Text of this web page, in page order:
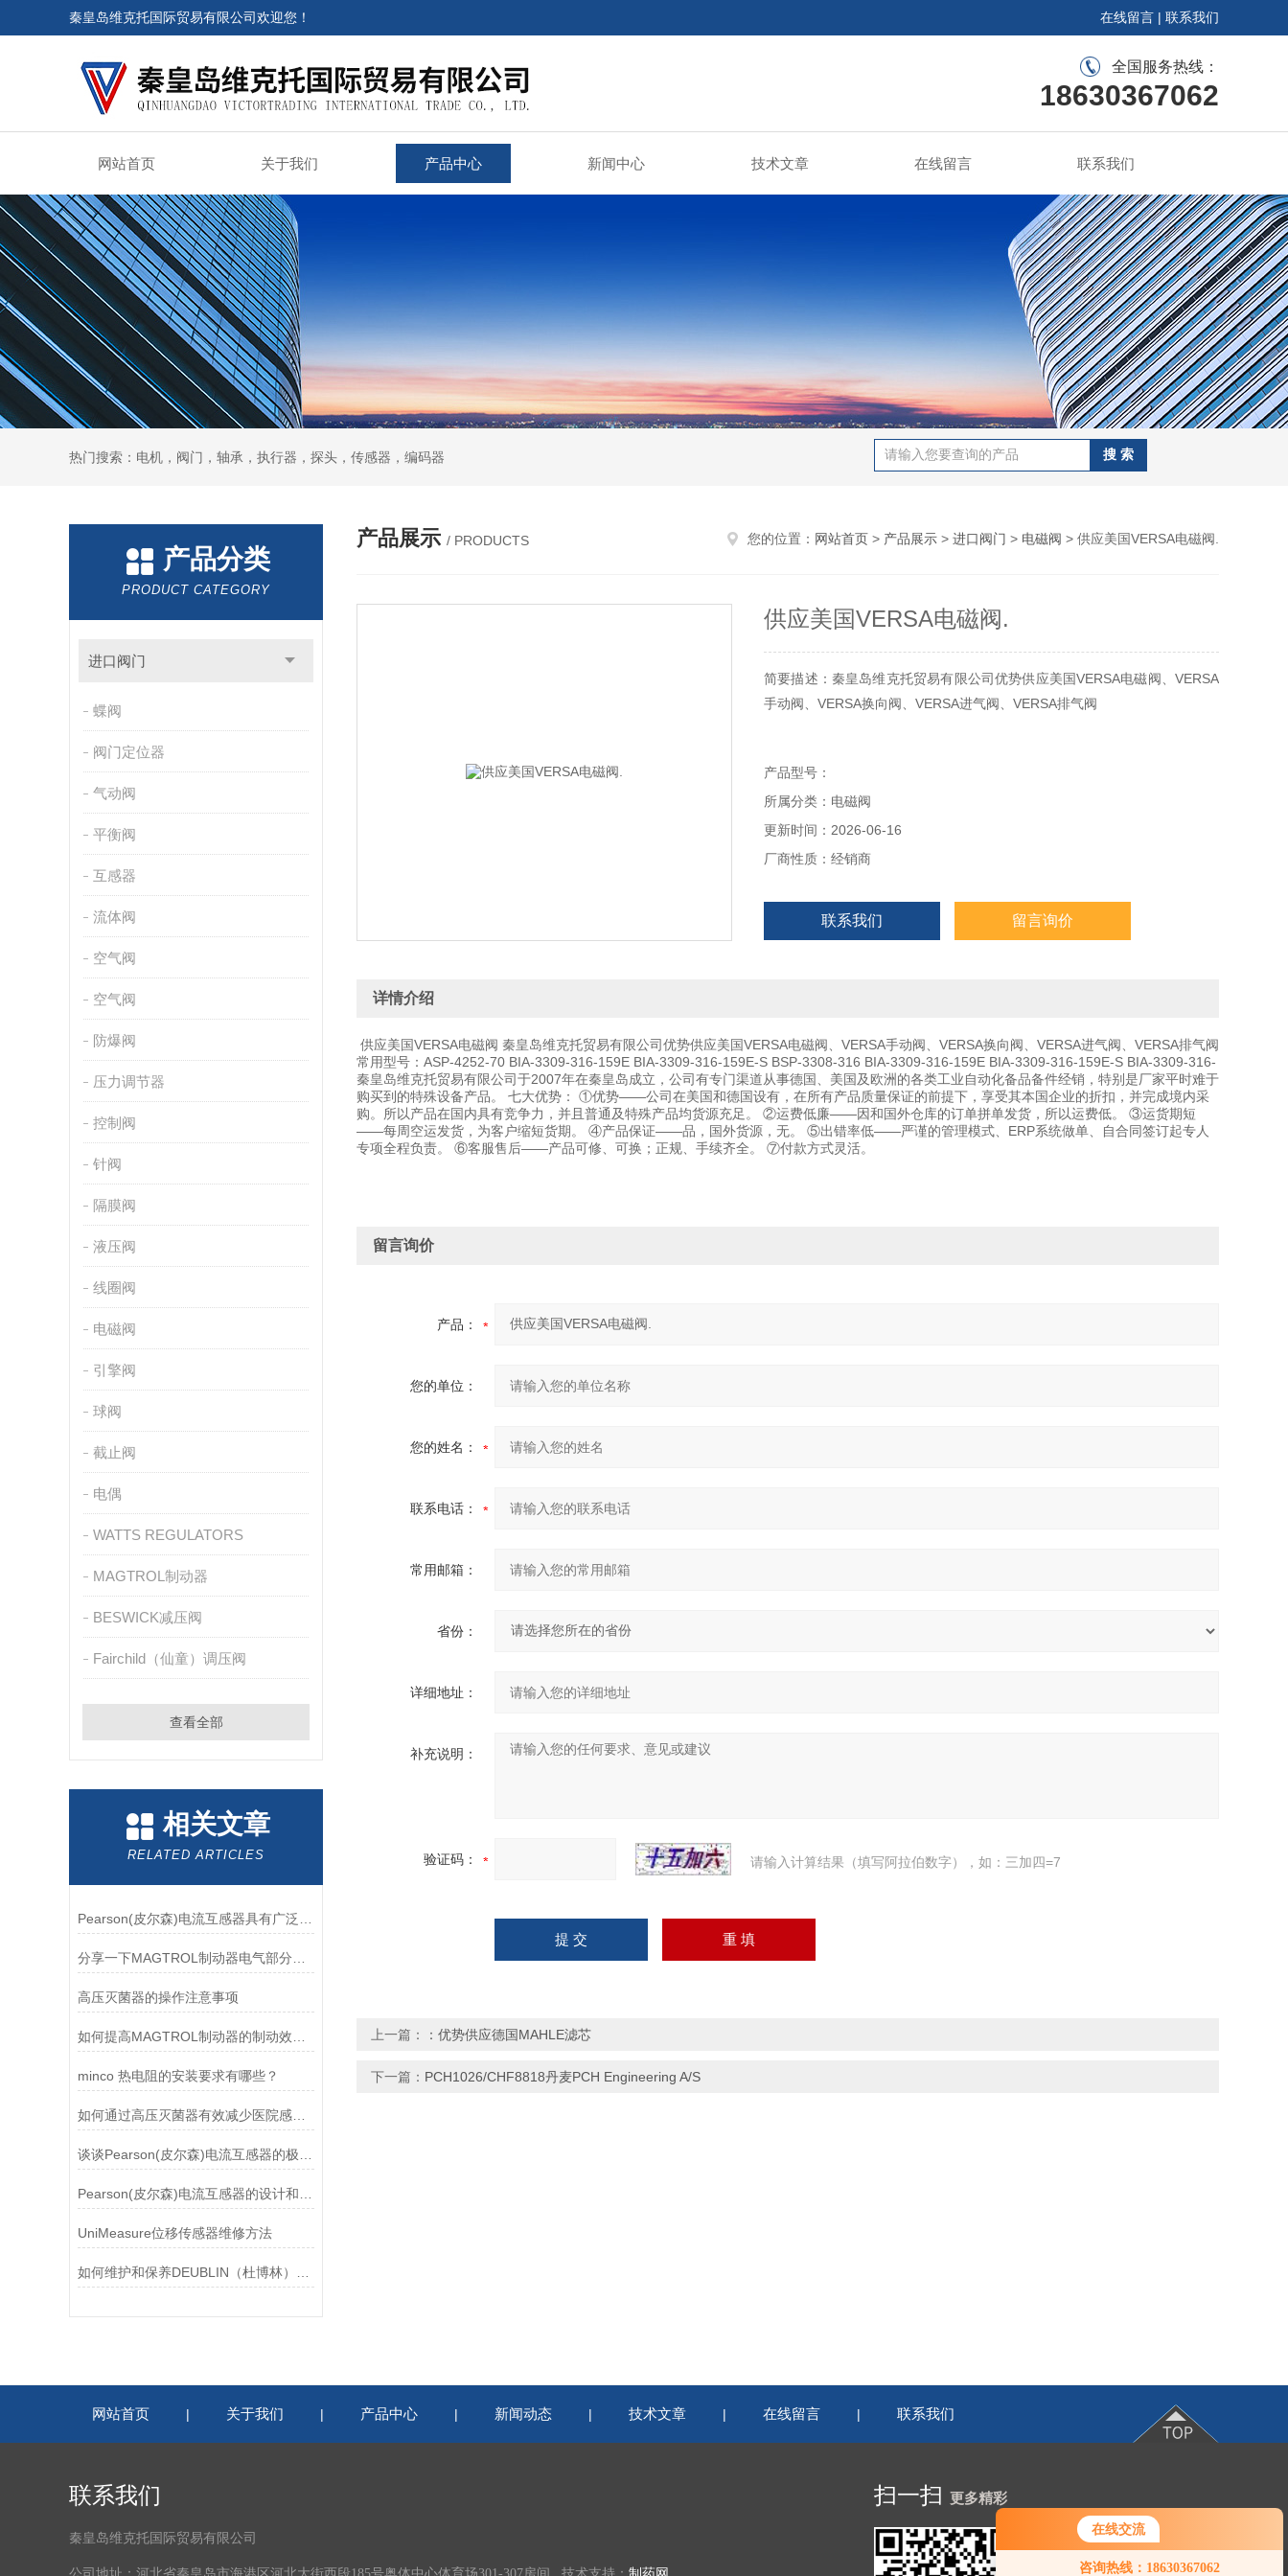
在线交流
咨询热线：18630367062
秦皇岛维克托国际贸易有限公司欢迎您！ 在线留言 | 联系我们
全国服务热线：
18630367062
网站首页 关于我们 产品中心 新闻中心 技术文章 在线留言 联系我们
热门搜索：电机，阀门，轴承，执行器，探头，传感器，编码器
产品分类
PRODUCT CATEGORY
进口阀门
蝶阀
阀门定位器
气动阀
平衡阀
互感器
流体阀
空气阀
空气阀
防爆阀
压力调节器
控制阀
针阀
隔膜阀
液压阀
线圈阀
电磁阀
引擎阀
球阀
截止阀
电偶
WATTS REGULATORS
MAGTROL制动器
BESWICK减压阀
Fairchild（仙童）调压阀
查看全部
相关文章
RELATED ARTICLES
高压灭菌器的操作注意事项
minco 热电阻的安装要求有哪些？
如何通过高压灭菌器有效减少医院感染风险？
UniMeasure位移传感器维修方法
产品展示 / PRODUCTS 您的位置： 网站首页 > 产品展示 > 进口阀门 > 电磁阀 > 供应美国VERSA电磁阀.
供应美国VERSA电磁阀.
简要描述：秦皇岛维克托贸易有限公司优势供应美国VERSA电磁阀、VERSA
手动阀、VERSA换向阀、VERSA进气阀、VERSA排气阀
3308-316 BIA-3309-316-159E BIA-3309-316-159E-S BIA-3309-316-
产品型号：
所属分类：电磁阀
更新时间：2026-06-16
厂商性质：经销商
联系我们 留言询价
详情介绍
供应美国VERSA电磁阀 秦皇岛维克托贸易有限公司优势供应美国VERSA电磁阀、VERSA手动阀、VERSA换向阀、VERSA进气阀、VERSA排气阀
常用型号：ASP-4252-70 BIA-3309-316-159E BIA-3309-316-159E-S BSP-3308-316 BIA-3309-316-159E BIA-3309-316-159E-S BIA-3309-316-
秦皇岛维克托贸易有限公司于2007年在秦皇岛成立，公司有专门渠道从事德国、美国及欧洲的各类工业自动化备品备件经销，特别是厂家平时难于
购买到的特殊设备产品。 七大优势： ①优势——公司在美国和德国设有，在所有产品质量保证的前提下，享受其本国企业的折扣，并完成境内采
购。所以产品在国内具有竞争力，并且普通及特殊产品均货源充足。 ②运费低廉——因和国外仓库的订单拼单发货，所以运费低。 ③运货期短
——每周空运发货，为客户缩短货期。 ④产品保证——品，国外货源，无。 ⑤出错率低——严谨的管理模式、ERP系统做单、自合同签订起专人
专项全程负责。 ⑥客服售后——产品可修、可换；正规、手续齐全。 ⑦付款方式灵活。
留言询价
产品：
您的单位：
您的姓名：
联系电话：
常用邮箱：
省份：
详细地址：
补充说明：
验证码： 请输入计算结果（填写阿拉伯数字），如：三加四=7
上一篇： ：优势供应德国MAHLE滤芯
下一篇： PCH1026/CHF8818丹麦PCH Engineering A/S
网站首页 | 关于我们 | 产品中心 | 新闻动态 | 技术文章 | 在线留言 | 联系我们
联系我们
秦皇岛维克托国际贸易有限公司
扫一扫 更多精彩